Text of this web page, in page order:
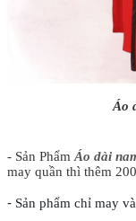
Áo
- Sản Phẩm Áo dài
may quần thì thêm
- Sản phẩm chỉ may